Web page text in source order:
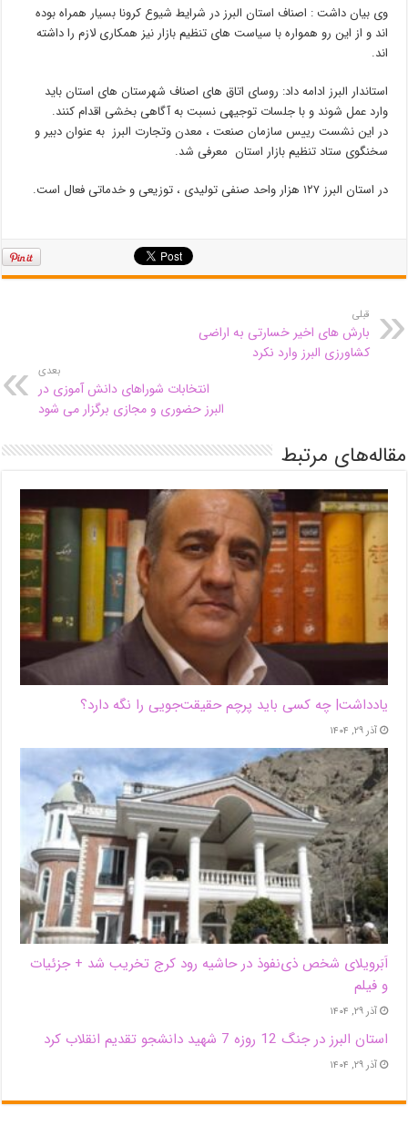
وی بیان داشت : اصناف استان البرز در شرایط شیوع کرونا بسیار همراه بوده
اند و از این رو همواره با سیاست های تنظیم بازار نیز همکاری لازم را داشته
اند.
استاندار البرز ادامه داد: روسای اتاق های اصناف شهرستان های استان باید
وارد عمل شوند و با جلسات توجیهی نسبت به آگاهی بخشی اقدام کنند.
در این نشست رییس سازمان صنعت ، معدن وتجارت البرز به عنوان دبیر و
سخنگوی ستاد تنظیم بازار استان معرفی شد.
در استان البرز ۱۲۷ هزار واحد صنفی تولیدی ، توزیعی و خدماتی فعال است.
قبلی
بارش های اخیر خسارتی به اراضی
کشاورزی البرز وارد نکرد
بعدی
انتخابات شوراهای دانش آموزی در
البرز حضوری و مجازی برگزار می شود
مقاله‌های مرتبط
یادداشت| ‌چه کسی باید پرچم حقیقت‌جویی را نگه دارد؟
آذر ۲۹, ۱۴۰۴
اَبَر‌ویلای شخص ذی‌نفوذ در حاشیه‌ رود کرج تخریب شد + جزئیات
و فیلم
آذر ۲۹, ۱۴۰۴
استان البرز در جنگ 12 روزه 7 شهید دانشجو تقدیم انقلاب کرد
آذر ۲۹, ۱۴۰۴